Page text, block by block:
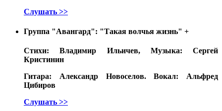
Слушать >>
Группа "Авангард": "Такая волчья жизнь" +
Стихи: Владимир Ильичев, Музыка: Сергей
Кристинин
Гитара: Александр Новоселов. Вокал: Альфред
Цибиров
Слушать >>